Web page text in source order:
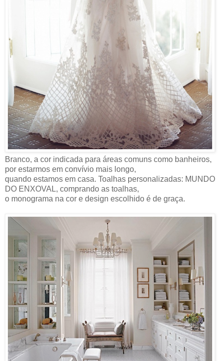
Branco, a cor indicada para áreas comuns como banheiros,
por estarmos em convívio mais longo,
quando estamos em casa. Toalhas personalizadas: MUNDO
DO ENXOVAL, comprando as toalhas,
o monograma na cor e design escolhido é de graça.